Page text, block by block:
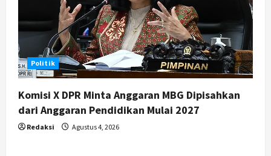
Politik
Komisi X DPR Minta Anggaran MBG Dipisahkan
dari Anggaran Pendidikan Mulai 2027
Redaksi Agustus 4, 2026